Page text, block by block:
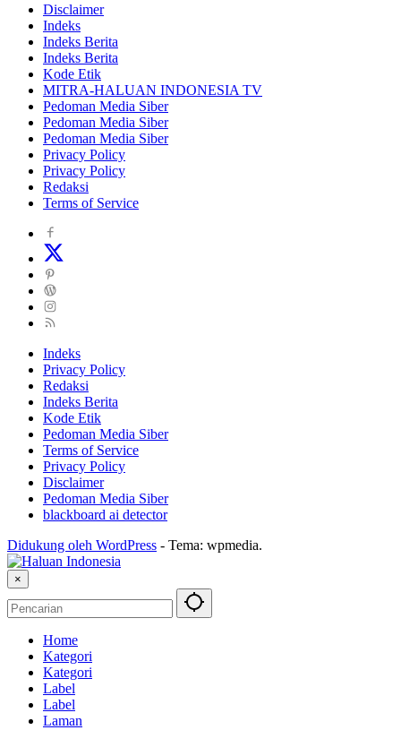
Disclaimer
Indeks
Indeks Berita
Indeks Berita
Kode Etik
MITRA-HALUAN INDONESIA TV
Pedoman Media Siber
Pedoman Media Siber
Pedoman Media Siber
Privacy Policy
Privacy Policy
Redaksi
Terms of Service
Indeks
Privacy Policy
Redaksi
Indeks Berita
Kode Etik
Pedoman Media Siber
Terms of Service
Privacy Policy
Disclaimer
Pedoman Media Siber
blackboard ai detector
Didukung oleh WordPress - Tema: wpmedia.
×
Home
Kategori
Kategori
Label
Label
Laman